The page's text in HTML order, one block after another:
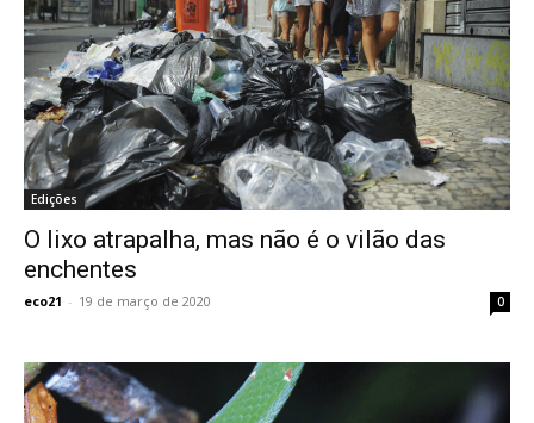
Edições
O lixo atrapalha, mas não é o vilão das
enchentes
eco21 - 19 de março de 2020 0